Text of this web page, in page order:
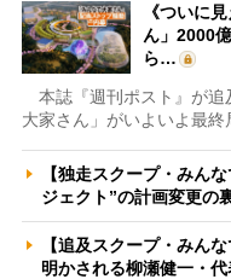
《ついに
ん」2000
ら…
本誌『週刊ポスト』が追
大家さん」がいよいよ最終
【独走スクープ・みん
ジェクト”の計画変更の
【追及スクープ・みん
明かされる柳瀬健一・